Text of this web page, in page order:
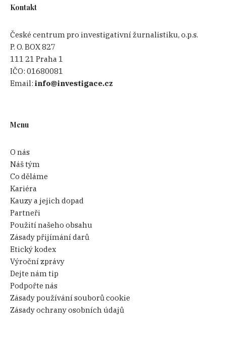
Kontakt
České centrum pro investigativní žurnalistiku, o.p.s.
P. O. BOX 827
111 21 Praha 1
IČO:01680081
Email:info@investigace.cz
Menu
O nás
Náš tým
Co děláme
Kariéra
Kauzy a jejich dopad
Partneři
Použití našeho obsahu
Zásady přijímání darů
Etický kodex
Výroční zprávy
Dejte nám tip
Podpořte nás
Zásady používání souborů cookie
Zásady ochrany osobních údajů